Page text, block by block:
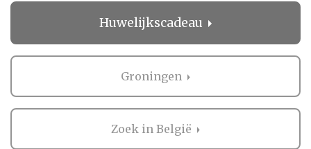
geeft rust in een drukke periode!
Wat anderen zeggen over
Huwelijkscadeau in Groningen
Het regelen van een bruiloft is niet niks, en
het is logisch dat je graag wilt weten wat
anderen vinden. Daarom biedt Bruiloft.nl je
de mogelijkheid om beoordelingen te lezen
Huwelijkscadeau
Groningen
Zoek in België